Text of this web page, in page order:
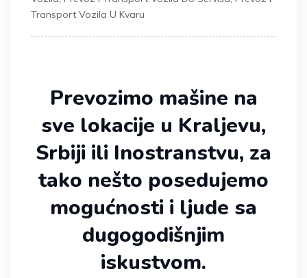
Transport Vozila U Kvaru
Prevozimo mašine na
sve lokacije u Kraljevu,
Srbiji ili Inostranstvu, za
tako nešto posedujemo
mogućnosti i ljude sa
dugogodišnjim
iskustvom.